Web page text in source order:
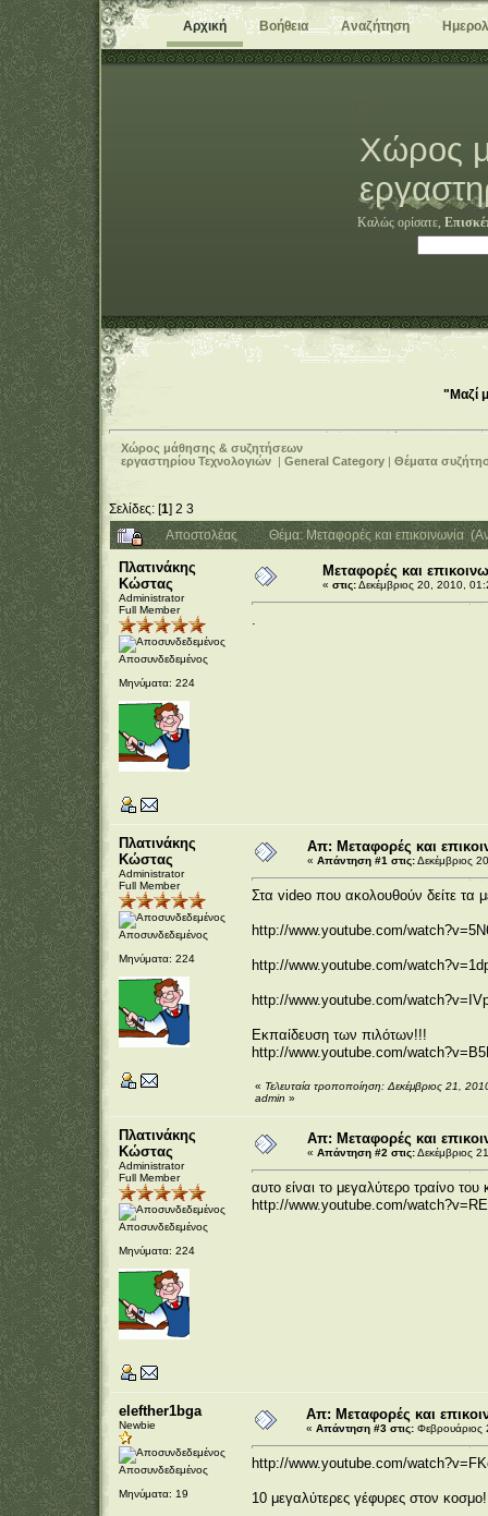
Αρχική Βοήθεια Αναζήτηση
Χώρος
Καλώς ορίσατε,
"Μαζί
Χώρος μάθησης & συζητήσεων
εργαστηρίου Τεχνολογιών |General Category |Θέματα
Σελίδες: [1] 2 3
Αποστολέας
Θέμα: Μεταφορές και επικοινωνία
Πλατινάκης
Κώστας
Administrator
Full Member
Αποσυνδεδεμένος
Μηνύματα: 224
Μεταφορές και
« στις:Δεκέμβριος 20, 2010,
.
Πλατινάκης
Κώστας
Administrator
Full Member
Αποσυνδεδεμένος
Μηνύματα: 224
Απ: Μεταφορές και
« Απάντηση #1 στις:Δεκέμβριος
Στα video που ακολουθούν δείτε τα
http://www.youtube.com/
http://www.youtube.com/
http://www.youtube.com/
Εκπαίδευση των πιλότων!!!
http://www.youtube.com/
« Τελευταία τροποποίηση: Δεκέμβριος 21,
admin »
Πλατινάκης
Κώστας
Administrator
Full Member
Αποσυνδεδεμένος
Μηνύματα: 224
Απ: Μεταφορές και
« Απάντηση #2 στις:Δεκέμβριος
αυτο είναι το μεγαλύτερο τραίνο
http://www.youtube.com/
elefther1bga
Newbie
Αποσυνδεδεμένος
Μηνύματα: 19
Απ: Μεταφορές και
« Απάντηση #3 στις:Φεβρουάριος
http://www.youtube.com/
10 μεγαλύτερες γέφυρες στον